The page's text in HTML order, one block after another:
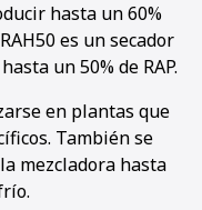
hasta un 60%
es un secador
un 50% de RAP.
en plantas que
También se
mezcladora hasta